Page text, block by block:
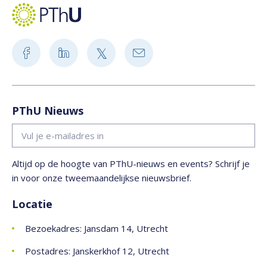
PThU Nieuws
Altijd op de hoogte van PThU-nieuws en events? Schrijf je
in voor onze tweemaandelijkse nieuwsbrief.
Locatie
Bezoekadres: Jansdam 14, Utrecht
Postadres: Janskerkhof 12, Utrecht